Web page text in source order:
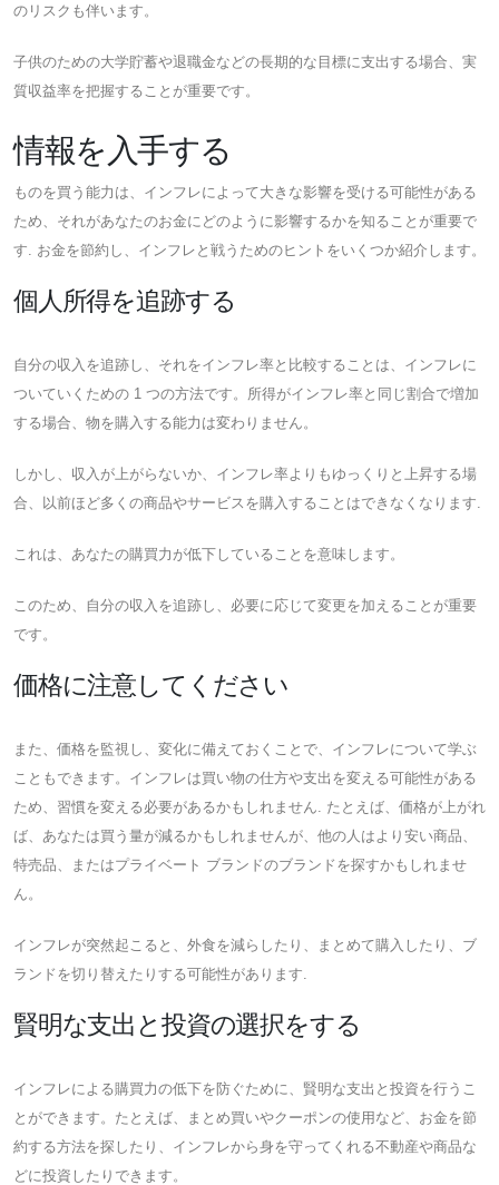
のリスクも伴います。
子供のための大学貯蓄や退職金などの長期的な目標に支出する場合、実
質収益率を把握することが重要です。
情報を入手する
ものを買う能力は、インフレによって大きな影響を受ける可能性がある
ため、それがあなたのお金にどのように影響するかを知ることが重要で
す. お金を節約し、インフレと戦うためのヒントをいくつか紹介します。
個人所得を追跡する
自分の収入を追跡し、それをインフレ率と比較することは、インフレに
ついていくための 1 つの方法です。所得がインフレ率と同じ割合で増加
する場合、物を購入する能力は変わりません。
しかし、収入が上がらないか、インフレ率よりもゆっくりと上昇する場
合、以前ほど多くの商品やサービスを購入することはできなくなります.
これは、あなたの購買力が低下していることを意味します。
このため、自分の収入を追跡し、必要に応じて変更を加えることが重要
です。
価格に注意してください
また、価格を監視し、変化に備えておくことで、インフレについて学ぶ
こともできます。インフレは買い物の仕方や支出を変える可能性がある
ため、習慣を変える必要があるかもしれません. たとえば、価格が上がれ
ば、あなたは買う量が減るかもしれませんが、他の人はより安い商品、
特売品、またはプライベート ブランドのブランドを探すかもし​​れませ
ん。
インフレが突然起こると、外食を減らしたり、まとめて購入したり、ブ
ランドを切り替えたりする可能性があります.
賢明な支出と投資の選択をする
インフレによる購買力の低下を防ぐために、賢明な支出と投資を行うこ
とができます。たとえば、まとめ買いやクーポンの使用など、お金を節
約する方法を探したり、インフレから身を守ってくれる不動産や商品な
どに投資したりできます。